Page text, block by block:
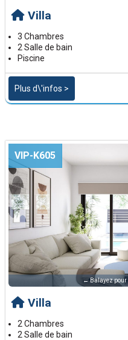
Villa
3 Chambres
2 Salle de bain
Piscine
Plus d\'infos >
← Balayez pour
VIP-K605
Villa
2 Chambres
2 Salle de bain